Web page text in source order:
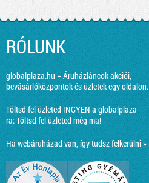
RÓLUNK
globalplaza.hu = Áruházláncok akciói,
bevásárlóközpontok és üzletek egy oldalon.
Töltsd fel üzleted INGYEN a globalplaza-
ra:Töltsd fel üzleted még ma!
Ha webáruházad van, így tudsz felkerülni »